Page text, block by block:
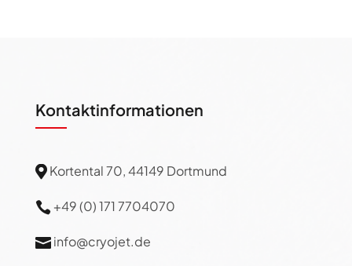
Kontaktinformationen
 Kortental 70, 44149 Dortmund
 +49 (0) 171 7704070
 info@cryojet.de